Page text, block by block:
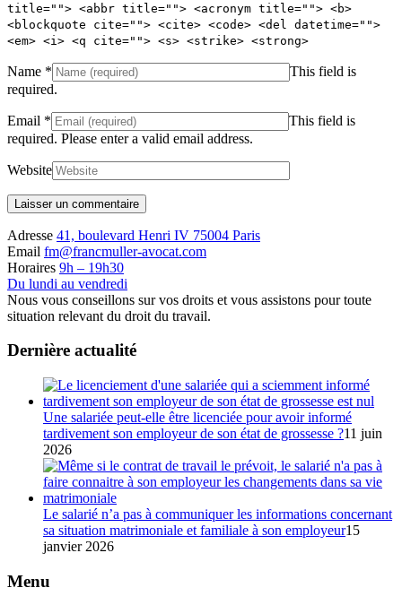
title=""> <abbr title=""> <acronym title=""> <b>
<blockquote cite=""> <cite> <code> <del datetime="">
<em> <i> <q cite=""> <s> <strike> <strong>
Name *
This field is
required.
Email *
This field is
required. Please enter a valid email address.
Website
Adresse 41, boulevard Henri IV 75004 Paris
Email fm@francmuller-avocat.com
Horaires 9h – 19h30
Du lundi au vendredi
Nous vous conseillons sur vos droits et vous assistons pour toute
situation relevant du droit du travail.
Dernière actualité
Une salariée peut-elle être licenciée pour avoir informé
tardivement son employeur de son état de grossesse ?11 juin
2026
Le salarié n’a pas à communiquer les informations concernant
sa situation matrimoniale et familiale à son employeur15
janvier 2026
Menu